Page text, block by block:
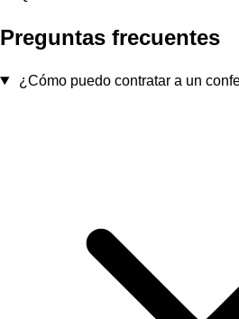
Preguntas frecuentes
¿Cómo puedo contratar a un